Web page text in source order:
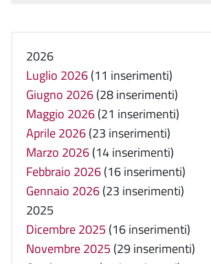
2026
Luglio 2026(11 inserimenti)
Giugno 2026(28 inserimenti)
Maggio 2026(21 inserimenti)
Aprile 2026(23 inserimenti)
Marzo 2026(14 inserimenti)
Febbraio 2026(16 inserimenti)
Gennaio 2026(23 inserimenti)
2025
Dicembre 2025 (16 inserimenti)
Novembre 2025 (29 inserimenti)